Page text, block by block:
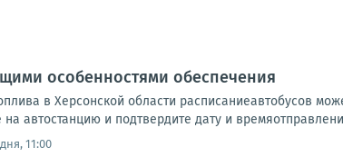
особенностями обеспечения
в Херсонской области расписаниеавтобусов
на автостанцию и подтвердите дату и
11:00